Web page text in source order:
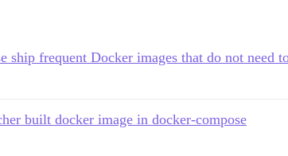
'1'
nginx-brotli
/bin/sh -c "envsubst < /etc/nginx/
ship frequent Docker images that do not need
built docker image in docker-compose